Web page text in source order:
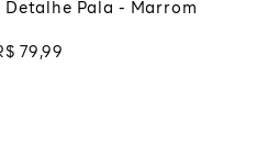
Detalhe Pala - Marrom
79 ,99